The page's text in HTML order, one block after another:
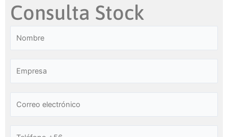
Consulta Stock